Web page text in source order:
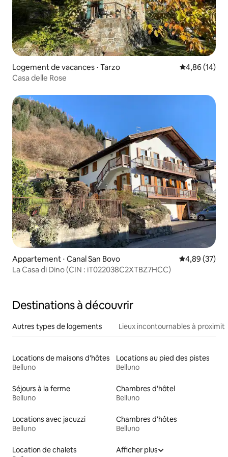
Logement de vacances ⋅ Tarzo Évaluation
4,86 (14)
Casa delle Rose
Appartement ⋅ Canal San Bovo Évaluation
4,89 (37)
La Casa di Dino (CIN : iT022038C2XTBZ7HCC)
Destinations à découvrir
Autres types de logements Lieux incontournables à
Locations de maisons d'hôtes
Belluno
Locations au pied des pistes
Belluno
Séjours à la ferme
Belluno
Chambres d'hôtel
Belluno
Locations avec jacuzzi
Belluno
Chambres d'hôtes
Belluno
Location de chalets
Afficher plus